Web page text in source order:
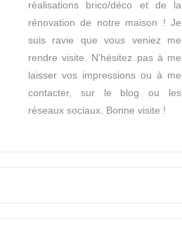
réalisations brico/déco et de la
rénovation de notre maison ! Je
suis ravie que vous veniez me
rendre visite. N'hésitez pas à me
laisser vos impressions ou à me
contacter, sur le blog ou les
réseaux sociaux. Bonne visite !